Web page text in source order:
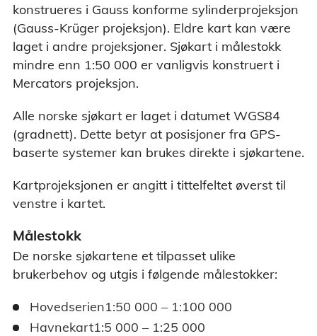
konstrueres i Gauss konforme sylinderprojeksjon
(Gauss-Krüger projeksjon). Eldre kart kan være
laget i andre projeksjoner. Sjøkart i målestokk
mindre enn 1:50 000 er vanligvis konstruert i
Mercators projeksjon.
Alle norske sjøkart er laget i datumet WGS84
(gradnett). Dette betyr at posisjoner fra GPS-
baserte systemer kan brukes direkte i sjøkartene.
Kartprojeksjonen er angitt i tittelfeltet øverst til
venstre i kartet.
Målestokk
De norske sjøkartene et tilpasset ulike
brukerbehov og utgis i følgende målestokker:
Hovedserien1:50 000 – 1:100 000
Havnekart1:5 000 – 1:25 000